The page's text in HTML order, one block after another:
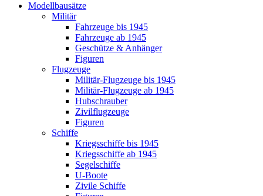
Modellbausätze
Militär
Fahrzeuge bis 1945
Fahrzeuge ab 1945
Geschütze & Anhänger
Figuren
Flugzeuge
Militär-Flugzeuge bis 1945
Militär-Flugzeuge ab 1945
Hubschrauber
Zivilflugzeuge
Figuren
Schiffe
Kriegsschiffe bis 1945
Kriegsschiffe ab 1945
Segelschiffe
U-Boote
Zivile Schiffe